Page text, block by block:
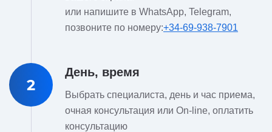
или напишите в WhatsApp, Telegram,
позвоните по номеру:+34-69-938-7901
2
День, время
Выбрать специалиста, день и час приема,
очная консультация или On-line, оплатить
консультацию